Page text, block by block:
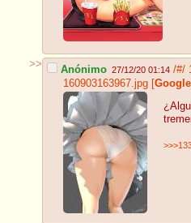
>> Anónimo 27/12/20 01:14 /#/
160903163967.jpg [Google